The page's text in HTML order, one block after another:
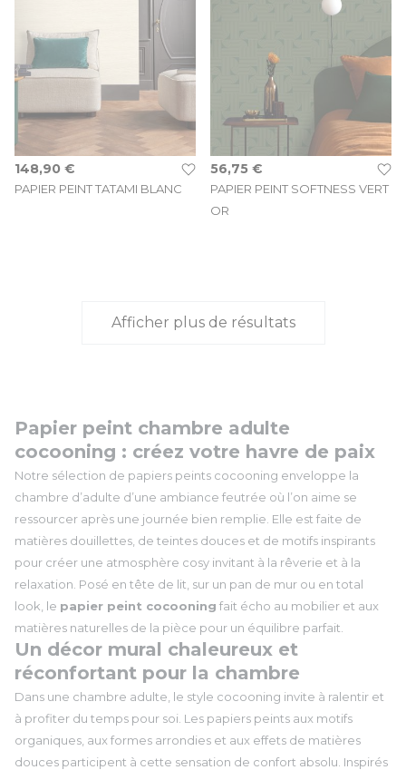
PAPIER PEINT TATAMI BLANC
148,90 €
PAPIER PEINT SOFTNESS VERT
OR
56,75 €
Afficher plus de résultats
Papier peint chambre adulte
cocooning : créez votre havre de paix
Notre sélection de papiers peints cocooning enveloppe la
chambre d’adulte d’une ambiance feutrée où l’on aime se
ressourcer après une journée bien remplie. Elle est faite de
matières douillettes, de teintes douces et de motifs inspirants
pour créer une atmosphère cosy invitant à la rêverie et à la
relaxation. Posé en tête de lit, sur un pan de mur ou en total
look, le papier peint cocooning fait écho au mobilier et aux
matières naturelles de la pièce pour un équilibre parfait.
Un décor mural chaleureux et
réconfortant pour la chambre
Dans une chambre adulte, le style cocooning invite à ralentir et
à profiter du temps pour soi. Les papiers peints aux motifs
organiques, aux formes arrondies et aux effets de matières
douces participent à cette sensation de confort absolu. Inspirés